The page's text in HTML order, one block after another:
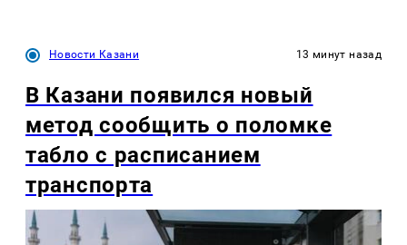
Новости Казани 13 минут назад
В Казани появился новый
метод сообщить о поломке
табло с расписанием
транспорта